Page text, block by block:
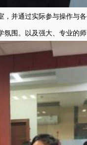
并通过实际参与操作与
围。以及强大、专业的师